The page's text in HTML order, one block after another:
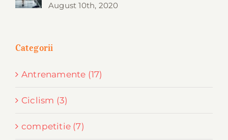
August 10th, 2020
Categorii
Antrenamente (17)
Ciclism (3)
competitie (7)